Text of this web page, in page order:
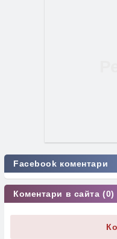
Facebook коментари
Коментари в сайта (0)